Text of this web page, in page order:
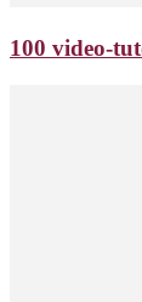
100 video-